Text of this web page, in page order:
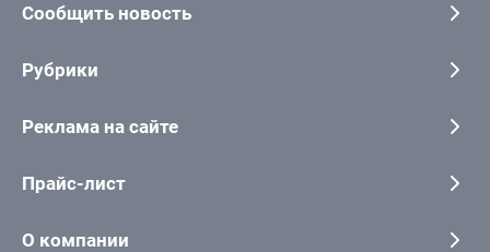
Сообщить новость
Рубрики
Реклама на сайте
Прайс-лист
О компании